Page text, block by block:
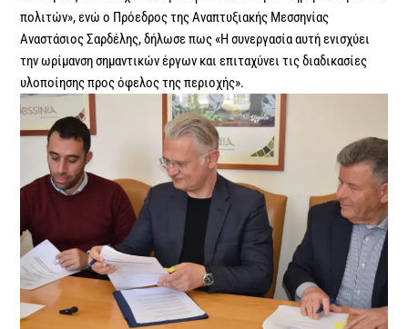
πολιτών», ενώ ο Πρόεδρος της Αναπτυξιακής Μεσσηνίας
Αναστάσιος Σαρδέλης, δήλωσε πως «Η συνεργασία αυτή ενισχύει
την ωρίμανση σημαντικών έργων και επιταχύνει τις διαδικασίες
υλοποίησης προς όφελος της περιοχής».